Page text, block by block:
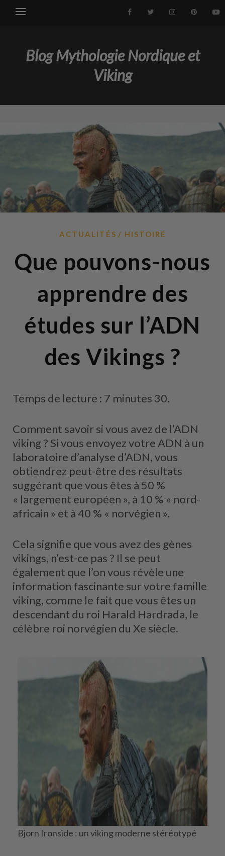
Blog Mythologie Nordique et
Viking
ACTUALITÉS HISTOIRE
Que pouvons-nous
apprendre des
études sur l’ADN
des Vikings ?
Temps de lecture : 7 minutes 30.
Comment savoir si vous avez de l’ADN
viking ? Si vous envoyez votre ADN à un
laboratoire d’analyse d’ADN, vous
obtiendrez peut-être des résultats
suggérant que vous êtes à 50 %
« largement européen », à 10 % « nord-
africain » et à 40 % « norvégien ».
Cela signifie que vous avez des gènes
vikings, n’est-ce pas ? Il se peut
également que l’on vous révèle une
information fascinante sur votre famille
viking, comme le fait que vous êtes un
descendant du roi Harald Hardrada, le
célèbre roi norvégien du Xe siècle.
Bjorn Ironside : un viking moderne stéréotypé